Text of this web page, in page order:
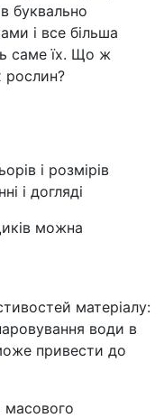
буквально
і все більша
саме їх. Що ж
рослин?
і розмірів
і догляді
можна
матеріалу:
води в
привести до
масового